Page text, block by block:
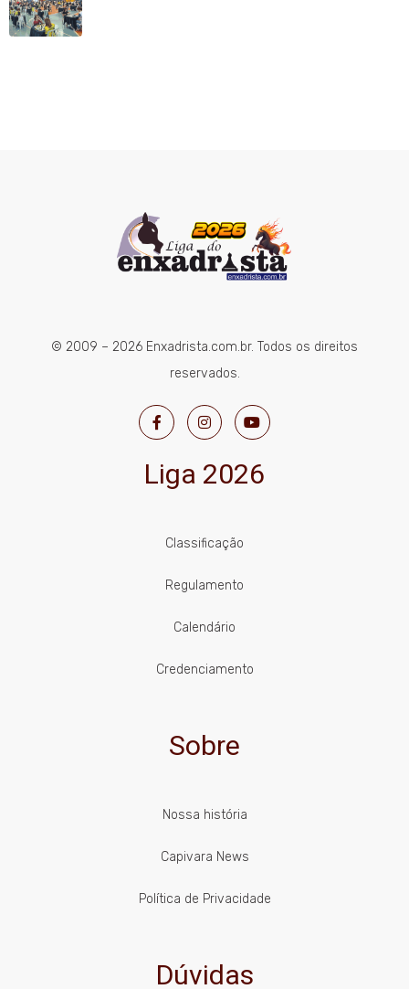
© 2009 – 2026 Enxadrista.com.br. Todos os direitos
reservados.
Liga 2026
Classificação
Regulamento
Calendário
Credenciamento
Sobre
Nossa história
Capivara News
Política de Privacidade
Dúvidas